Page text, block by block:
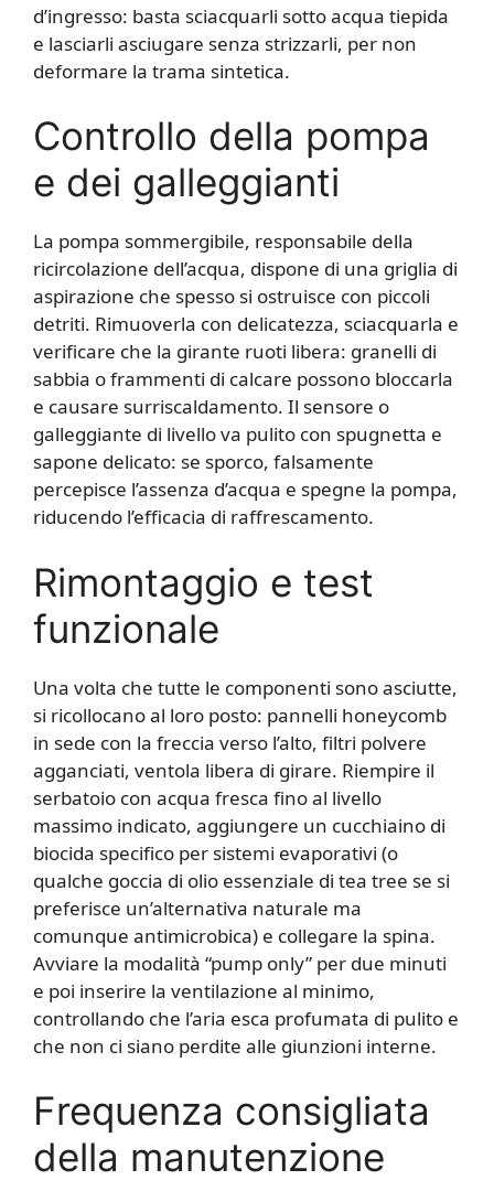
d’ingresso: basta sciacquarli sotto acqua tiepida
e lasciarli asciugare senza strizzarli, per non
deformare la trama sintetica.
Controllo della pompa
e dei galleggianti
La pompa sommergibile, responsabile della
ricircolazione dell’acqua, dispone di una griglia di
aspirazione che spesso si ostruisce con piccoli
detriti. Rimuoverla con delicatezza, sciacquarla e
verificare che la girante ruoti libera: granelli di
sabbia o frammenti di calcare possono bloccarla
e causare surriscaldamento. Il sensore o
galleggiante di livello va pulito con spugnetta e
sapone delicato: se sporco, falsamente
percepisce l’assenza d’acqua e spegne la pompa,
riducendo l’efficacia di raffrescamento.
Rimontaggio e test
funzionale
Una volta che tutte le componenti sono asciutte,
si ricollocano al loro posto: pannelli honeycomb
in sede con la freccia verso l’alto, filtri polvere
agganciati, ventola libera di girare. Riempire il
serbatoio con acqua fresca fino al livello
massimo indicato, aggiungere un cucchiaino di
biocida specifico per sistemi evaporativi (o
qualche goccia di olio essenziale di tea tree se si
preferisce un’alternativa naturale ma
comunque antimicrobica) e collegare la spina.
Avviare la modalità “pump only” per due minuti
e poi inserire la ventilazione al minimo,
controllando che l’aria esca profumata di pulito e
che non ci siano perdite alle giunzioni interne.
Frequenza consigliata
della manutenzione